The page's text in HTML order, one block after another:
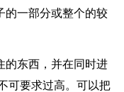
的一部分或整个的较
的东西，并在同时进
可要求过高。可以把